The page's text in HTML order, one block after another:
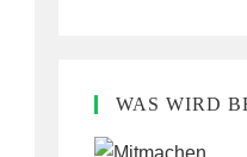
WAS WIRD